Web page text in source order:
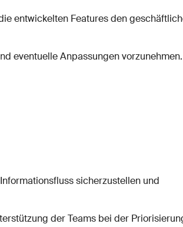
entwickelten Features den
eventuelle Anpassungen vorzunehmen.
sicherzustellen und
der Teams bei der